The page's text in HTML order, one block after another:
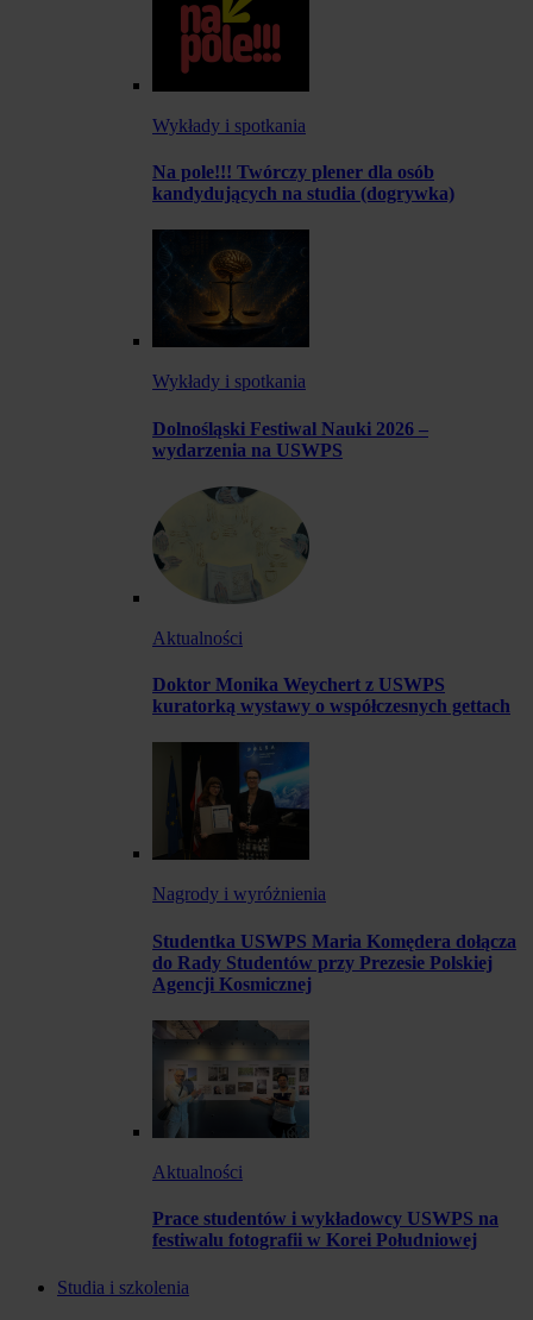
Wykłady i spotkania
Na pole!!! Twórczy plener dla osób
kandydujących na studia (dogrywka)
Wykłady i spotkania
Dolnośląski Festiwal Nauki 2026 –
wydarzenia na USWPS
Aktualności
Doktor Monika Weychert z USWPS
kuratorką wystawy o współczesnych gettach
Nagrody i wyróżnienia
Studentka USWPS Maria Komędera dołącza
do Rady Studentów przy Prezesie Polskiej
Agencji Kosmicznej
Aktualności
Prace studentów i wykładowcy USWPS na
festiwalu fotografii w Korei Południowej
Studia i szkolenia